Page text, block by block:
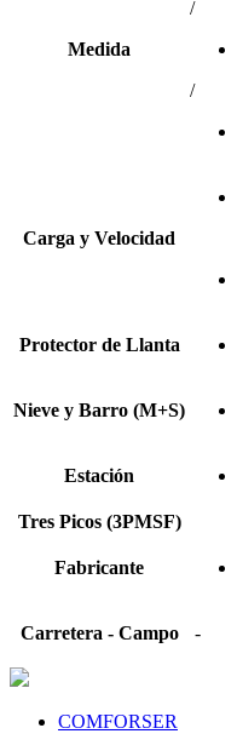
Medida
/
/
Carga y Velocidad
Protector de Llanta
Nieve y Barro (M+S)
Estación
Tres Picos (3PMSF)
Fabricante
Carretera - Campo -
COMFORSER